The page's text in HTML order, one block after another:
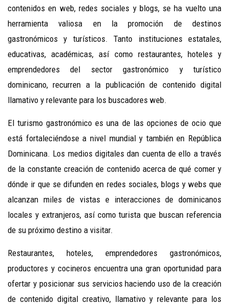
contenidos en web, redes sociales y blogs, se ha vuelto una
herramienta valiosa en la promoción de destinos
gastronómicos y turísticos. Tanto instituciones estatales,
educativas, académicas, así como restaurantes, hoteles y
emprendedores del sector gastronómico y turístico
dominicano, recurren a la publicación de contenido digital
llamativo y relevante para los buscadores web.
El turismo gastronómico es una de las opciones de ocio que
está fortaleciéndose a nivel mundial y también en República
Dominicana. Los medios digitales dan cuenta de ello a través
de la constante creación de contenido acerca de qué comer y
dónde ir que se difunden en redes sociales, blogs y webs que
alcanzan miles de vistas e interacciones de dominicanos
locales y extranjeros, así como turista que buscan referencia
de su próximo destino a visitar.
Restaurantes, hoteles, emprendedores gastronómicos,
productores y cocineros encuentra una gran oportunidad para
ofertar y posicionar sus servicios haciendo uso de la creación
de contenido digital creativo, llamativo y relevante para los